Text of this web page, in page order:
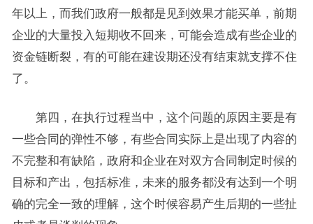
年以上，而我们政府一般都是见到效果才能买单，前期
企业的大量投入短期收不回来，可能会造成有些企业的
资金链断裂，有的可能在建设期还没有结束就支撑不住
了。
第四，在执行过程当中，这个问题的原因主要是有
一些合同的弹性不够，有些合同实际上是出现了内容的
不完整和有缺陷，政府和企业在对双方合同制定时候的
目标和产出，包括标准，未来的服务都没有达到一个明
确的完全一致的理解，这个时候容易产生后期的一些扯